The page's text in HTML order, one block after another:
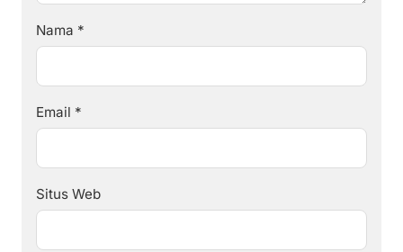
Nama *
Email *
Situs Web